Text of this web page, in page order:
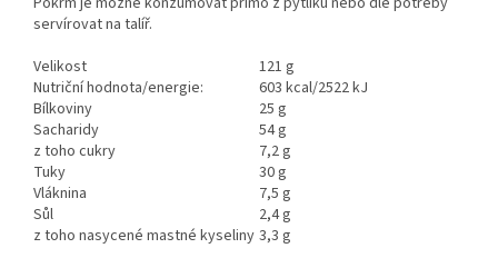
servírovat na talíř.
Velikost
121 g
Nutriční hodnota/energie:
603 kcal/2522 kJ
Bílkoviny
25 g
Sacharidy
54 g
z toho cukry
7,2 g
Tuky
30 g
Vláknina
7,5 g
Sůl
2,4 g
z toho nasycené mastné kyseliny 3,3 g